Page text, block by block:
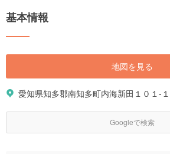
基本情報
地図を見る
愛知県知多郡南知多町内海新田１０１-
Googleで検索